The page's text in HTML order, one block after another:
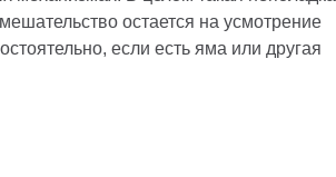
остается на усмотрение
если есть яма или другая